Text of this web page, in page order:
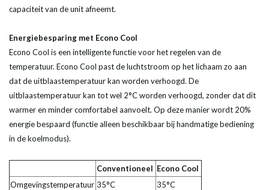
capaciteit van de unit afneemt.
Energiebesparing met Econo Cool
Econo Cool is een intelligente functie voor het regelen van de
temperatuur. Econo Cool past de luchtstroom op het lichaam zo aan
dat de uitblaastemperatuur kan worden verhoogd. De
uitblaastemperatuur kan tot wel 2°C worden verhoogd, zonder dat dit
warmer en minder comfortabel aanvoelt. Op deze manier wordt 20%
energie bespaard (functie alleen beschikbaar bij handmatige bediening
in de koelmodus).
Conventioneel Econo Cool
Omgevingstemperatuur 35°C
35°C